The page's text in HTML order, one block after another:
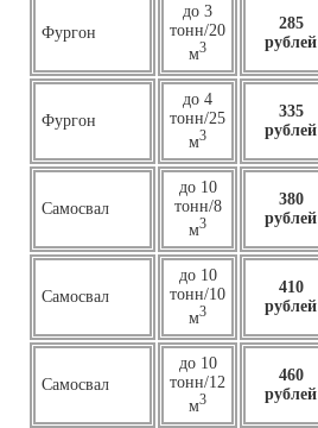
Фургон
до 3
тонн/20
м3
285
рублей
Фургон
до 4
тонн/25
м3
335
рублей
Самосвал
до 10
тонн/8
м3
380
рублей
Самосвал
до 10
тонн/10
м3
410
рублей
Самосвал
до 10
тонн/12
м3
460
рублей